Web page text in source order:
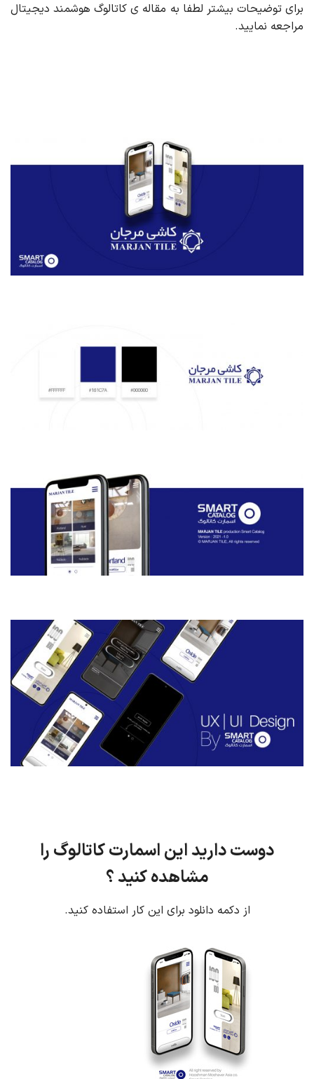
برای توضیحات بیشتر لطفا به مقاله ی کاتالوگ هوشمند دیجیتال
مراجعه نمایید.
دوست دارید این اسمارت کاتالوگ را
مشاهده کنید ؟
از دکمه دانلود برای این کار استفاده کنید.